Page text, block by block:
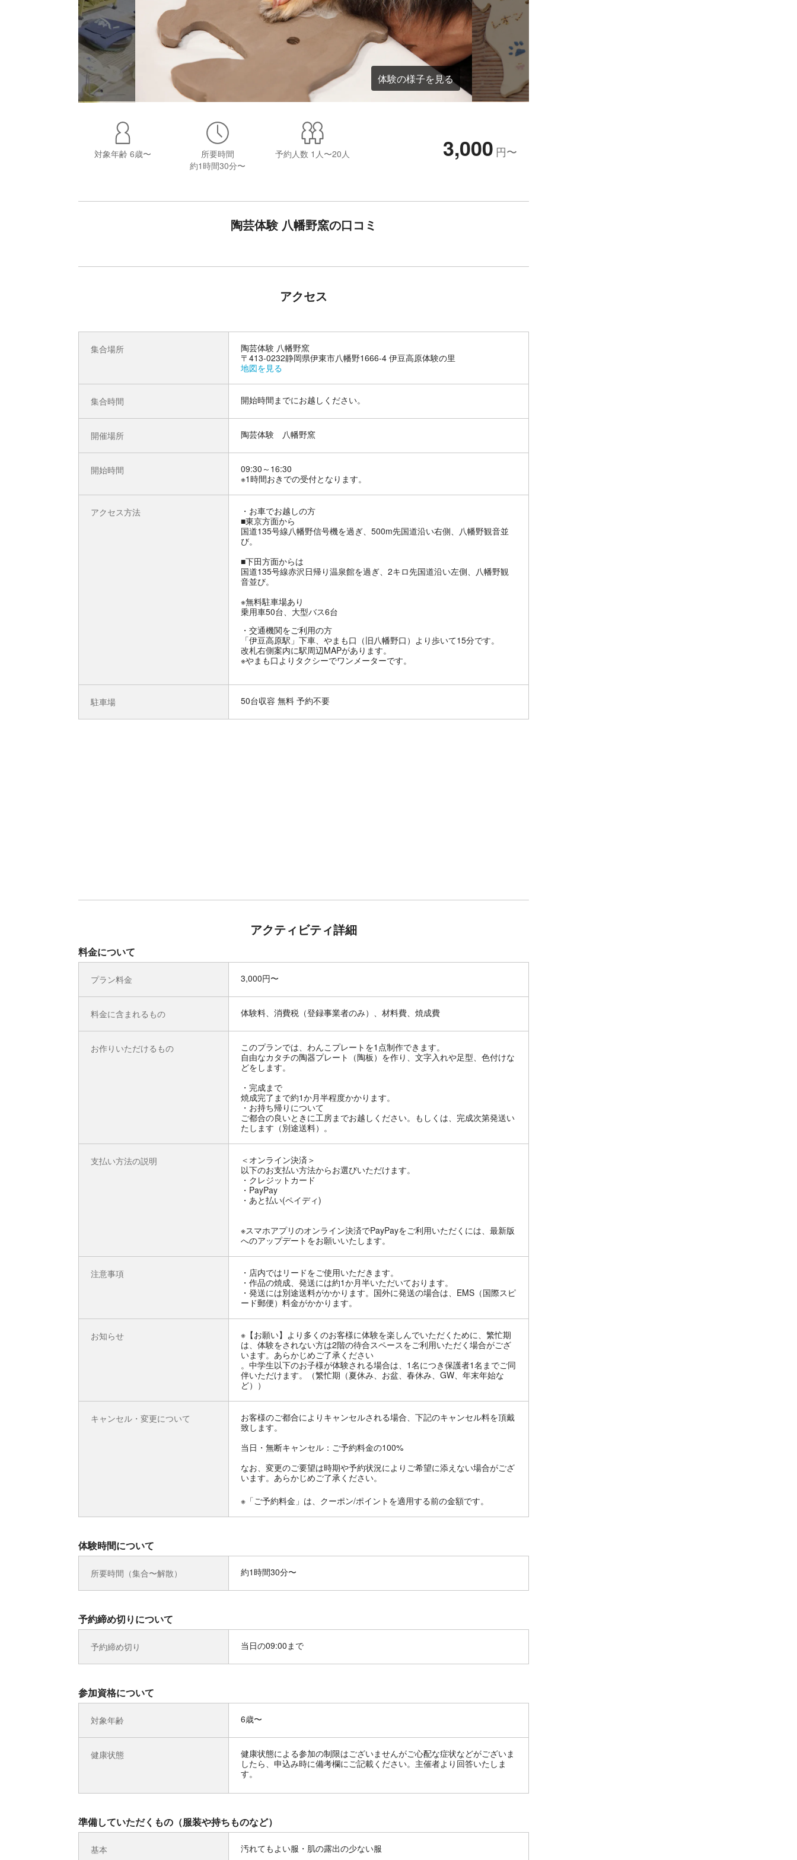
体験の様子を見る
対象年齢 6歳〜
所要時間
約1時間30分〜
予約人数 1人〜20人 3,000 円〜
陶芸体験 八幡野窯の口コミ
アクセス
集合場所
陶芸体験 八幡野窯
〒413-0232静岡県伊東市八幡野1666-4 伊豆高原体験の里
地図を見る
集合時間 開始時間までにお越しください。
開催場所 陶芸体験 八幡野窯
開始時間
09:30～16:30
※1時間おきでの受付となります。
アクセス方法
お車でお越しの方
■東京方面から
国道135号線八幡野信号機を過ぎ、500m先国道沿い右側、八幡野観音並
び。
■下田方面からは
国道135号線赤沢日帰り温泉館を過ぎ、2キロ先国道沿い左側、八幡野観
音並び。
※無料駐車場あり
乗用車50台、大型バス6台
交通機関をご利用の方
「伊豆高原駅」下車、やまも口（旧八幡野口）より歩いて15分です。
改札右側案内に駅周辺MAPがあります。
※やまも口よりタクシーでワンメーターです。
駐車場 50台収容 無料 予約不要
アクティビティ詳細
料金について
プラン料金 3,000円〜
料金に含まれるもの 体験料、消費税（登録事業者のみ）、材料費、焼成費
お作りいただけるもの
このプランでは、わんこプレートを1点制作できます。
自由なカタチの陶器プレート（陶板）を作り、文字入れや足型、色付けな
どをします。
・完成まで
焼成完了まで約1か月半程度かかります。
・お持ち帰りについて
ご都合の良いときに工房までお越しください。もしくは、完成次第発送い
たします（別途送料）。
支払い方法の説明
＜オンライン決済＞
以下のお支払い方法からお選びいただけます。
・クレジットカード
・PayPay
・あと払い(ペイディ)
※スマホアプリのオンライン決済でPayPayをご利用いただくには、最新版
へのアップデートをお願いいたします。
注意事項
・店内ではリードをご使用いただきます。
・作品の焼成、発送には約1か月半いただいております。
・発送には別途送料がかかります。国外に発送の場合は、EMS（国際スピ
ード郵便）料金がかかります。
お知らせ
※【お願い】より多くのお客様に体験を楽しんでいただくために、繁忙期
は、体験をされない方は2階の待合スペースをご利用いただく場合がござ
います。あらかじめご了承ください
。中学生以下のお子様が体験される場合は、1名につき保護者1名までご同
伴いただけます。（繁忙期（夏休み、お盆、春休み、GW、年末年始な
ど））
キャンセル・変更について
お客様のご都合によりキャンセルされる場合、下記のキャンセル料を頂戴
致します。
当日・無断キャンセル：ご予約料金の100%
なお、変更のご要望は時期や予約状況によりご希望に添えない場合がござ
います。あらかじめご了承ください。
※「ご予約料金」は、クーポン/ポイントを適用する前の金額です。
体験時間について
所要時間（集合〜解散） 約1時間30分〜
予約締め切りについて
予約締め切り 当日の09:00まで
参加資格について
対象年齢 6歳〜
健康状態
健康状態による参加の制限はございませんがご心配な症状などがございま
したら、申込み時に備考欄にご記載ください。主催者より回答いたしま
す。
準備していただくもの（服装や持ちものなど）
基本 汚れてもよい服・肌の露出の少ない服